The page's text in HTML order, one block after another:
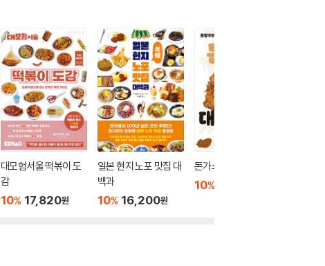
대모험서울 떡볶이 도
감
10% 17,820원
일본 현지 노포 맛집 대
백과
10% 16,200원
돈가스 대돈여지도
10%